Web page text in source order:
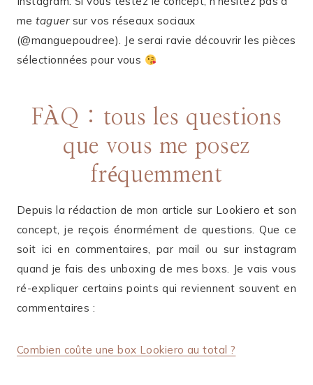
metaguersur vos réseaux sociaux
(@manguepoudree). Je serai ravie découvrir les pièces
sélectionnées pour vous
FÀQ : tous les questions
que vous me posez
fréquemment
Depuis la rédaction de mon article sur Lookiero et son
concept, je reçois énormément de questions. Que ce
soit ici en commentaires, par mail ou sur instagram
quand je fais des unboxing de mes boxs. Je vais vous
ré-expliquer certains points qui reviennent souvent en
commentaires :
Combien coûte une box Lookiero au total ?